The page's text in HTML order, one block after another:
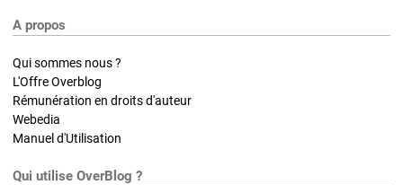
A propos
Qui sommes nous ?
L'Offre Overblog
Rémunération en droits d'auteur
Webedia
Manuel d'Utilisation
Qui utilise OverBlog ?